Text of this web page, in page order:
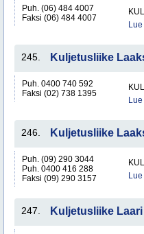
Puh. (06) 484 4007
Faksi (06) 484 4007
245. Kuljetusliike
Puh. 0400 740 592
Faksi (02) 738 1395
246. Kuljetusliike
Puh. (09) 290 3044
Puh. 0400 416 288
Faksi (09) 290 3157
247. Kuljetusliike